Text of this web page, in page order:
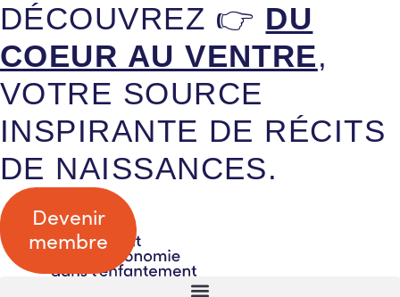
DÉCOUVREZ 👉 DU
COEUR AU VENTRE,
VOTRE SOURCE
INSPIRANTE DE RÉCITS
DE NAISSANCES.
Devenir
membre